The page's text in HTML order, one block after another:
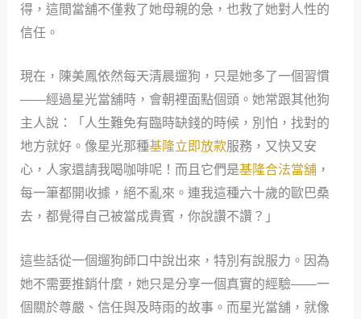
得，這間當舖不僅救了她母親的急，也救了她對人性的
信任。
現在，陳美鳳依然每天清晨遛狗，只是她多了一個習慣
——經過星光當舖時，會朝裡面點個頭。她常跟其他狗
主人說：「人生難免有臨時缺錢的時候，別怕，找對的
地方就好。像星光那種基隆立即放款服務，又快又安
心，人家還請我喝咖啡呢！而且它們是基隆合法當舖，
每一筆都開收據，絕不亂來。連我這種六十歲的歐巴桑
去，都覺得自己被當成貴賓，你說讚不讚？」
這些話從一個遛狗師口中說出來，特別有說服力。因為
她不需要推銷什麼，她只是分享一個真實的經驗——一
個關於尊嚴、信任與及時雨的故事。而星光當舖，就像